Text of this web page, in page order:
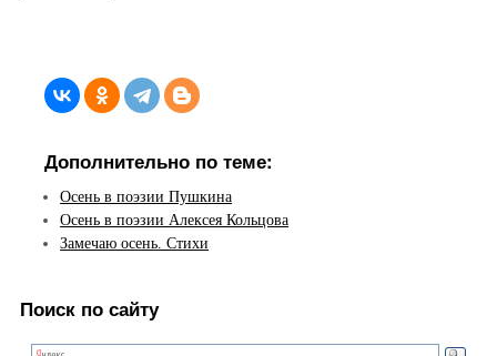
Дополнительно по теме:
Осень в поэзии Пушкина
Осень в поэзии Алексея Кольцова
Замечаю осень. Стихи
Поиск по сайту